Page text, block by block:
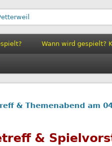
Wann wird gespielt?
& Themenabend am
&